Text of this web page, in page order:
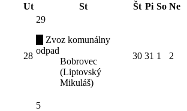
Ut St Št Pi So Ne
28
29
Zvoz komunálny
odpad
Bobrovec
(Liptovský
Mikuláš)
30 31 1 2
5